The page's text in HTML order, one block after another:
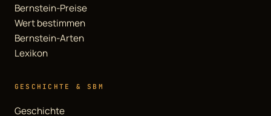
Bernstein-Preise
Wert bestimmen
Bernstein-Arten
Lexikon
GESCHICHTE & SBM
Geschichte